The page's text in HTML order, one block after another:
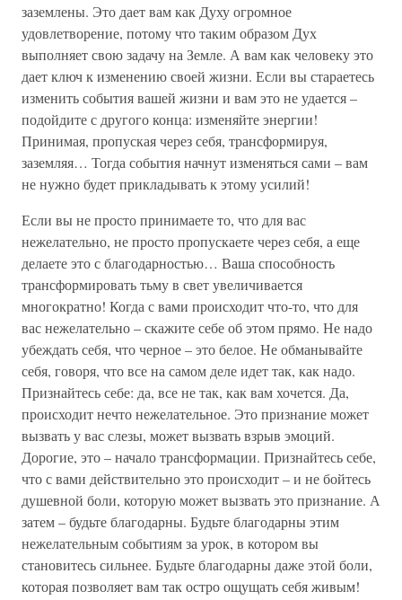
заземлены. Это дает вам как Духу огромное
удовлетворение, потому что таким образом Дух
выполняет свою задачу на Земле. А вам как человеку это
дает ключ к изменению своей жизни. Если вы стараетесь
изменить события вашей жизни и вам это не удается –
подойдите с другого конца: изменяйте энергии!
Принимая, пропуская через себя, трансформируя,
заземляя… Тогда события начнут изменяться сами – вам
не нужно будет прикладывать к этому усилий!
Если вы не просто принимаете то, что для вас
нежелательно, не просто пропускаете через себя, а еще
делаете это с благодарностью… Ваша способность
трансформировать тьму в свет увеличивается
многократно! Когда с вами происходит что-то, что для
вас нежелательно – скажите себе об этом прямо. Не надо
убеждать себя, что черное – это белое. Не обманывайте
себя, говоря, что все на самом деле идет так, как надо.
Признайтесь себе: да, все не так, как вам хочется. Да,
происходит нечто нежелательное. Это признание может
вызвать у вас слезы, может вызвать взрыв эмоций.
Дорогие, это – начало трансформации. Признайтесь себе,
что с вами действительно это происходит – и не бойтесь
душевной боли, которую может вызвать это признание. А
затем – будьте благодарны. Будьте благодарны этим
нежелательным событиям за урок, в котором вы
становитесь сильнее. Будьте благодарны даже этой боли,
которая позволяет вам так остро ощущать себя живым!